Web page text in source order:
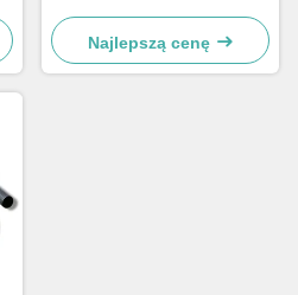
ciągnik rolniczy o pojemności
100 funtów
Najlepszą cenę